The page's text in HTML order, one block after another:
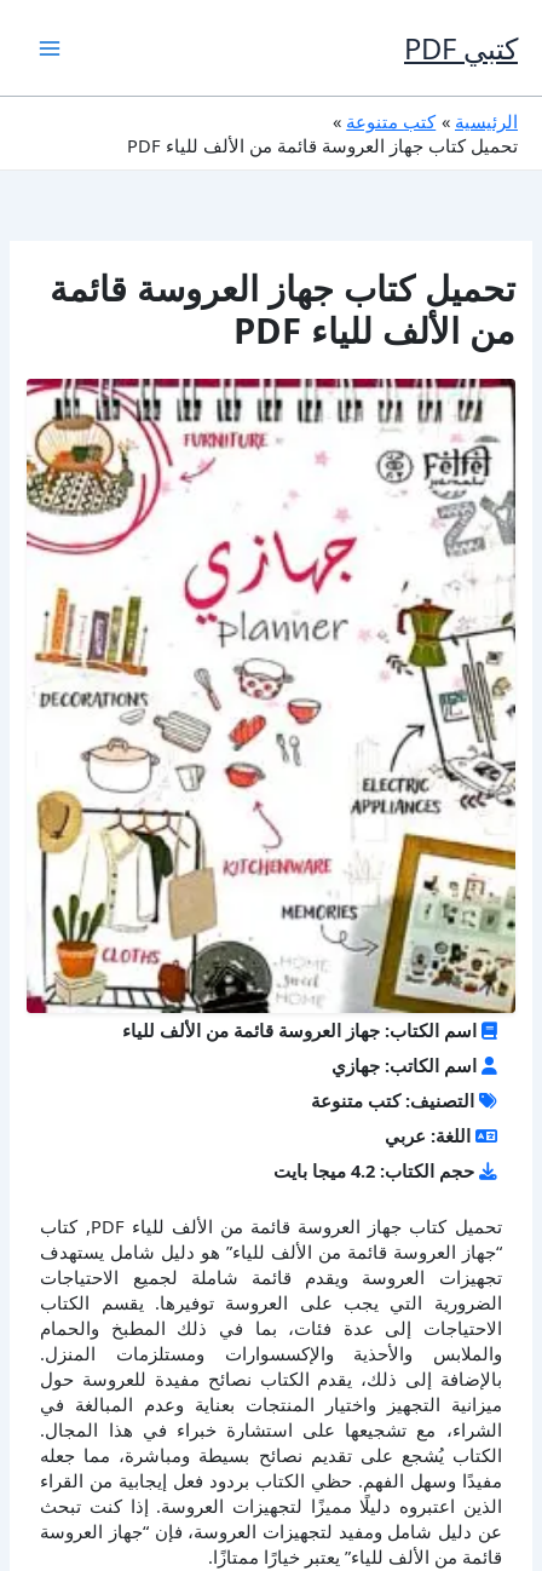
إلى
المحتوى
كتبي PDF
الرئيسية
كتب متنوعة
تحميل كتاب جهاز العروسة قائمة من الألف للياء PDF
تحميل كتاب جهاز العروسة قائمة
من الألف للياء PDF
اسم الكتاب: جهاز العروسة قائمة من الألف للياء
اسم الكاتب: جهازي
التصنيف: كتب متنوعة
اللغة: عربي
حجم الكتاب: 4.2 ميجا بايت
تحميل كتاب جهاز العروسة قائمة من الألف للياء PDF, كتاب
“جهاز العروسة قائمة من الألف للياء” هو دليل شامل يستهدف
تجهيزات العروسة ويقدم قائمة شاملة لجميع الاحتياجات
الضرورية التي يجب على العروسة توفيرها. يقسم الكتاب
الاحتياجات إلى عدة فئات، بما في ذلك المطبخ والحمام
والملابس والأحذية والإكسسوارات ومستلزمات المنزل.
بالإضافة إلى ذلك، يقدم الكتاب نصائح مفيدة للعروسة حول
ميزانية التجهيز واختيار المنتجات بعناية وعدم المبالغة في
الشراء، مع تشجيعها على استشارة خبراء في هذا المجال.
الكتاب يُشجع على تقديم نصائح بسيطة ومباشرة، مما جعله
مفيدًا وسهل الفهم. حظي الكتاب بردود فعل إيجابية من القراء
الذين اعتبروه دليلًا مميزًا لتجهيزات العروسة. إذا كنت تبحث
عن دليل شامل ومفيد لتجهيزات العروسة، فإن “جهاز العروسة
قائمة من الألف للياء” يعتبر خيارًا ممتازًا.